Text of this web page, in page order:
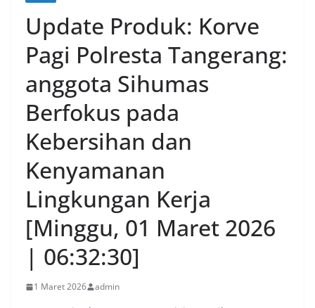
Update Produk: Korve
Pagi Polresta Tangerang:
anggota Sihumas
Berfokus pada
Kebersihan dan
Kenyamanan
Lingkungan Kerja
[Minggu, 01 Maret 2026
| 06:32:30]
1 Maret 2026 admin